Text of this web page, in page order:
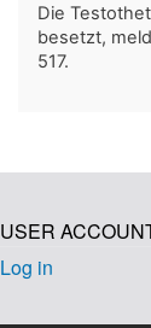
Die
besetzt,
517.
USER
Log in